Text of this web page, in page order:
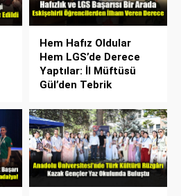
Hem Hafız Oldular
Hem LGS’de Derece
Yaptılar: İl Müftüsü
Gül’den Tebrik